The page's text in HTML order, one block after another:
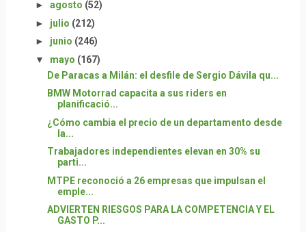
► agosto (52)
► julio (212)
► junio (246)
▼ mayo (167)
De Paracas a Milán: el desfile de Sergio Dávila qu...
BMW Motorrad capacita a sus riders en
planificació...
¿Cómo cambia el precio de un departamento desde
la...
Trabajadores independientes elevan en 30% su
parti...
MTPE reconoció a 26 empresas que impulsan el
emple...
ADVIERTEN RIESGOS PARA LA COMPETENCIA Y EL
GASTO P...